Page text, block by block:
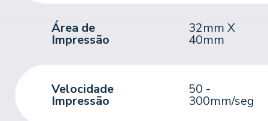
Área de
Impressão
32mm X
40mm
Velocidade
Impressão
50 -
300mm/seg